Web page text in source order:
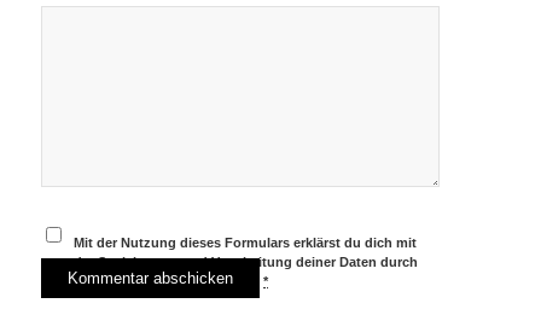
Mit der Nutzung dieses Formulars erklärst du dich mit
der Speicherung und Verarbeitung deiner Daten durch
diese Website einverstanden.*